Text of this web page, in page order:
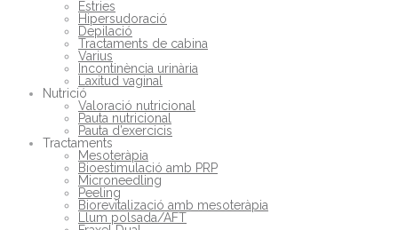
Estries
Hipersudoració
Depilació
Tractaments de cabina
Varius
Incontinència urinària
Laxitud vaginal
Nutrició
Valoració nutricional
Pauta nutricional
Pauta d’exercicis
Tractaments
Mesoteràpia
Bioestimulació amb PRP
Microneedling
Peeling
Biorevitalizació amb mesoteràpia
Llum polsada/AFT